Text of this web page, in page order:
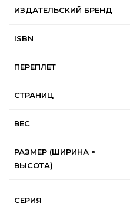
ИЗДАТЕЛЬСКИЙ БРЕНД
ISBN
ПЕРЕПЛЕТ
СТРАНИЦ
ВЕС
РАЗМЕР (ШИРИНА ×
ВЫСОТА)
СЕРИЯ